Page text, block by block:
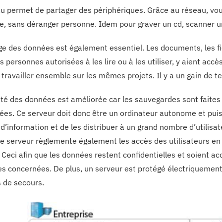
permet de partager des périphériques. Grâce au réseau,
sans déranger personne. Idem pour graver un cd, scanner
des données est également essentiel. Les documents,
personnes autorisées à les lire ou à les utiliser, y aient
ensemble sur les mêmes projets. Il y a un gain de
des données est améliorée car les sauvegardes sont
Ce serveur doit donc être un ordinateur autonome et
et de les distribuer à un grand nombre
serveur règlemente également les accès des utilisateurs
afin que les données restent confidentielles et soient
concernées. De plus, un serveur est protégé
secours.